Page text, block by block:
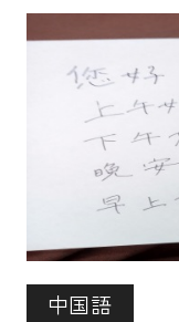
中国語